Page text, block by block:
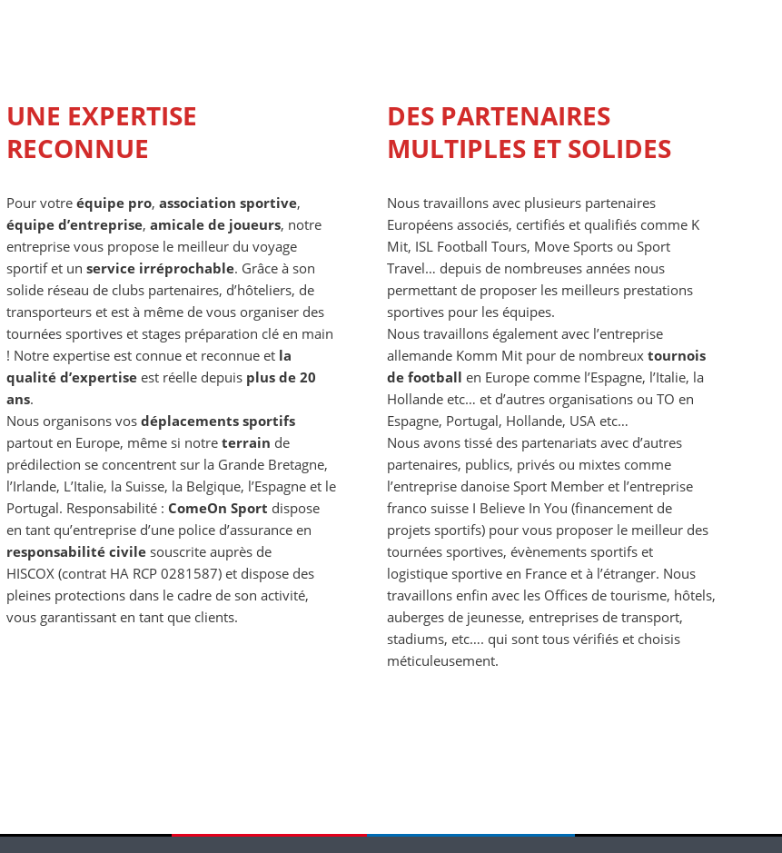
UNE EXPERTISE
RECONNUE
Pour votreéquipe pro,association sportive,
équipe d’entreprise,amicale de joueurs, notre
entreprise vous propose le meilleur du voyage
sportif et unservice irréprochable. Grâce à son
solide réseau de clubs partenaires, d’hôteliers, de
transporteurs et est à même de vous organiser des
tournées sportives et stages préparation clé en main
! Notre expertise est connue et reconnue et la
qualité d’expertise est réelle depuis plus de 20
ans.
Nous organisons vosdéplacements sportifs
partout en Europe, même si notreterrain de
prédilection se concentrent sur la Grande Bretagne,
l’Irlande, L’Italie, la Suisse, la Belgique, l’Espagne et le
Portugal. Responsabilité : ComeOn Sport dispose
en tant qu’entreprise d’une police d’assurance en
responsabilité civile souscrite auprès de
HISCOX (contrat HA RCP 0281587) et dispose des
pleines protections dans le cadre de son activité,
vous garantissant en tant que clients.
DES PARTENAIRES
MULTIPLES ET SOLIDES
Nous travaillons avec plusieurs partenaires
Européens associés, certifiés et qualifiés comme K
Mit, ISL Football Tours, Move Sports ou Sport
Travel… depuis de nombreuses années nous
permettant de proposer les meilleurs prestations
sportives pour les équipes.
Nous travaillons également avec l’entreprise
allemande Komm Mit pour de nombreux tournois
de football en Europe comme l’Espagne, l’Italie, la
Hollande etc… et d’autres organisations ou TO en
Espagne, Portugal, Hollande, USA etc…
Nous avons tissé des partenariats avec d’autres
partenaires, publics, privés ou mixtes comme
l’entreprise danoise Sport Member et l’entreprise
franco suisse I Believe In You (financement de
projets sportifs) pour vous proposer le meilleur des
tournées sportives, évènements sportifs et
logistique sportive en France et à l’étranger. Nous
travaillons enfin avec les Offices de tourisme, hôtels,
auberges de jeunesse, entreprises de transport,
stadiums, etc…. qui sont tous vérifiés et choisis
méticuleusement.